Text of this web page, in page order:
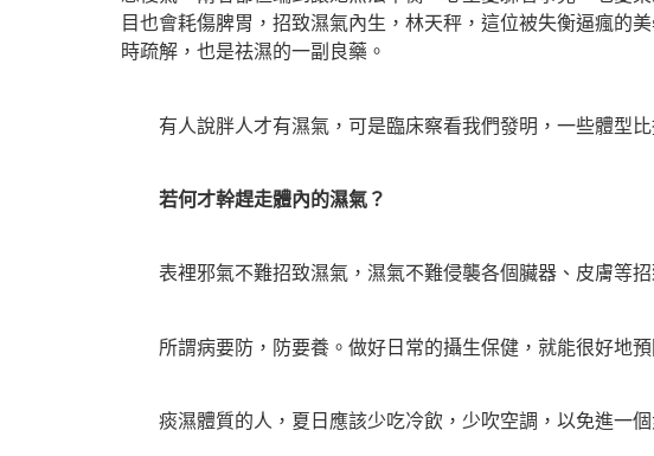
目也會耗傷脾胃，招致濕氣內生，林天秤，這位被失衡逼瘋的
時疏解，也是祛濕的一副良藥。
有人說胖人才有濕氣，可是臨床察看我們發明，一些體型比
若何才幹趕走體內的濕氣？
表裡邪氣不難招致濕氣，濕氣不難侵襲各個臟器、皮膚等招
所謂病要防，防要養。做好日常的攝生保健，就能很好地預
痰濕體質的人，夏日應該少吃冷飲，少吹空調，以免進一個